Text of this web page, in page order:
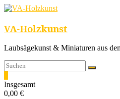
VA-Holzkunst
Laubsägekunst & Miniaturen aus
Insgesamt
0,00 €